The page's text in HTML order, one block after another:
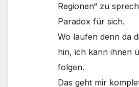
Regionen“ zu
Paradox für sich.
Wo laufen denn da
hin, ich kann ihnen
folgen.
Das geht mir